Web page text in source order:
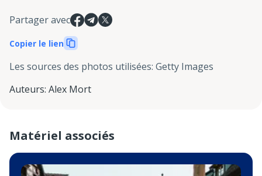
Partager avec
Copier le lien
Les sources des photos utilisées: Getty Images
Auteurs: Alex Mort
Matériel associés